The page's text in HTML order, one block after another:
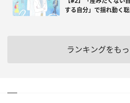
する自分」で揺れ動く
ランキングをも